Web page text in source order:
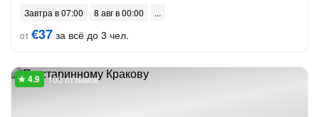
Завтра в 07:00
8 авг в 00:00
от€37 за всё до 3 чел.
100 отзывов